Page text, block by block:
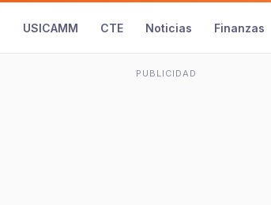
USICAMM CTE Noticias Finanzas
PUBLICIDAD